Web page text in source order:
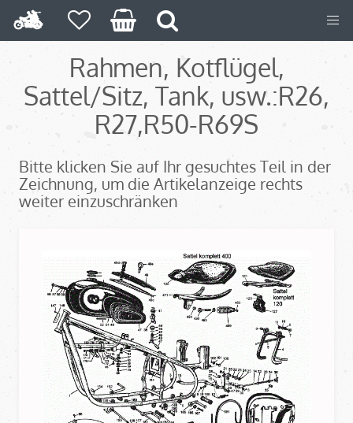
Rahmen, Kotflügel,
Sattel/Sitz, Tank, usw.:R26,
R27,R50-R69S
Bitte klicken Sie auf Ihr gesuchtes Teil in der
Zeichnung, um die Artikelanzeige rechts
weiter einzuschränken